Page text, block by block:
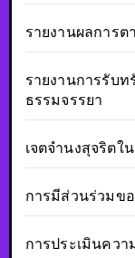
รายงานผลการ
รายงานการรับ
ธรรมจรรยา
เจตจำนงสุจริตใ
การมีส่วนร่วมข
การประเมินควา